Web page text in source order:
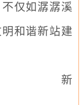
仅如潺潺溪
和谐新站建